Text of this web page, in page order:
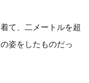
て、二メートルを超
姿をしたものだっ